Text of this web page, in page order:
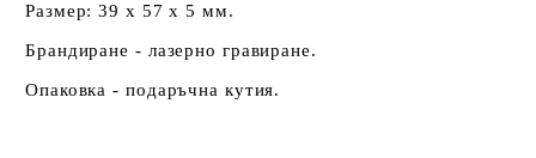
Размер: 39 х 57 х 5 мм.
Брандиране - лазерно гравиране.
Опаковка - подаръчна кутия.